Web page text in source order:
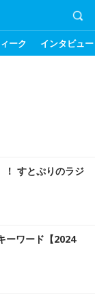
ーク インタビュー
！ すとぷりのラジ
ーワード【2024